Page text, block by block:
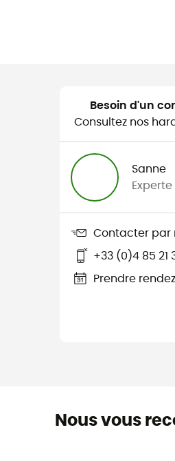
Besoin d'un
Consultez nos
Sanne
Contacter par
+33 (0)4 85 21
Prendre
Nous vous